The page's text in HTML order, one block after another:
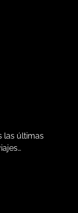
las últimas